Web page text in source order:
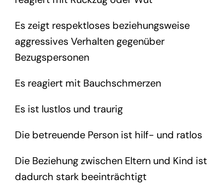
Es zeigt respektloses beziehungsweise
aggressives Verhalten gegenüber
Bezugspersonen
Es reagiert mit Bauchschmerzen
Es ist lustlos und traurig
Die betreuende Person ist hilf- und ratlos
Die Beziehung zwischen Eltern und Kind ist
dadurch stark beeinträchtigt